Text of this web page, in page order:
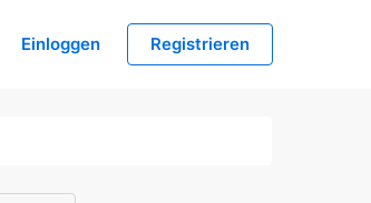
Einloggen Registrieren